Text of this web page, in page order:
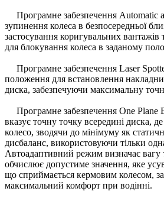
Програмне забезпечення Automatic
зупинення колеса в безпосередньої
застосування коригувальних вантажів
для блокування колеса в заданому
Програмне забезпечення Laser
положення для встановлення
диска, забезпечуючи максимальну
Програмне забезпечення One Plane
вказує точну точку всередині диска,
колесо, зводячи до мінімуму як
дисбаланс, використовуючи тільки
Автоадаптивний режим визначає вагу
обчислює допустиме значення, яке
що сприймається кермовим колесом,
максимальний комфорт при водінні.